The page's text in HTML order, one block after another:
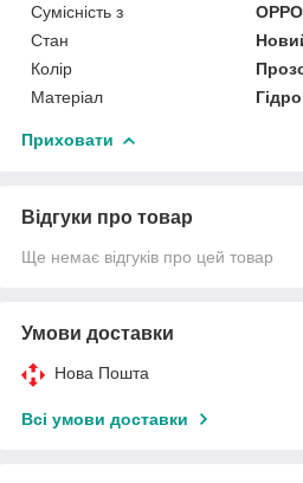
Сумісність з
OPPO
Стан
Колір
Матеріал
Приховати
Відгуки про товар
Ще немає відгуків про цей товар
Умови доставки
Нова Пошта
Всі умови доставки